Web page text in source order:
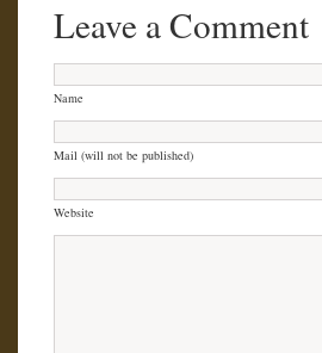
Leave a Comment
Name
Mail (will not be published)
Website